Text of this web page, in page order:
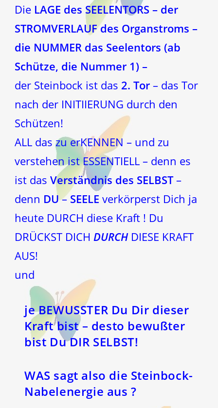
Die LAGE des SEELENTORS – der
STROMVERLAUF des Organstroms –
die NUMMER das Seelentors (ab
Schütze, die Nummer 1) –
der Steinbock ist das 2. Tor – das Tor
nach der INITIIERUNG durch den
Schützen!
ALL das zu erKENNEN – und zu
verstehen ist ESSENTIELL – denn es
ist das Verständnis des SELBST–
denn DU–SEELE verkörperst Dich ja
heute DURCH diese Kraft ! Du
DRÜCKST DICH DURCHDIESE KRAFT
AUS!
und
je BEWUSSTER Du Dir dieser
Kraft bist – desto bewußter
bist Du DIR SELBST!
WAS sagt also die Steinbock-
Nabelenergie aus ?